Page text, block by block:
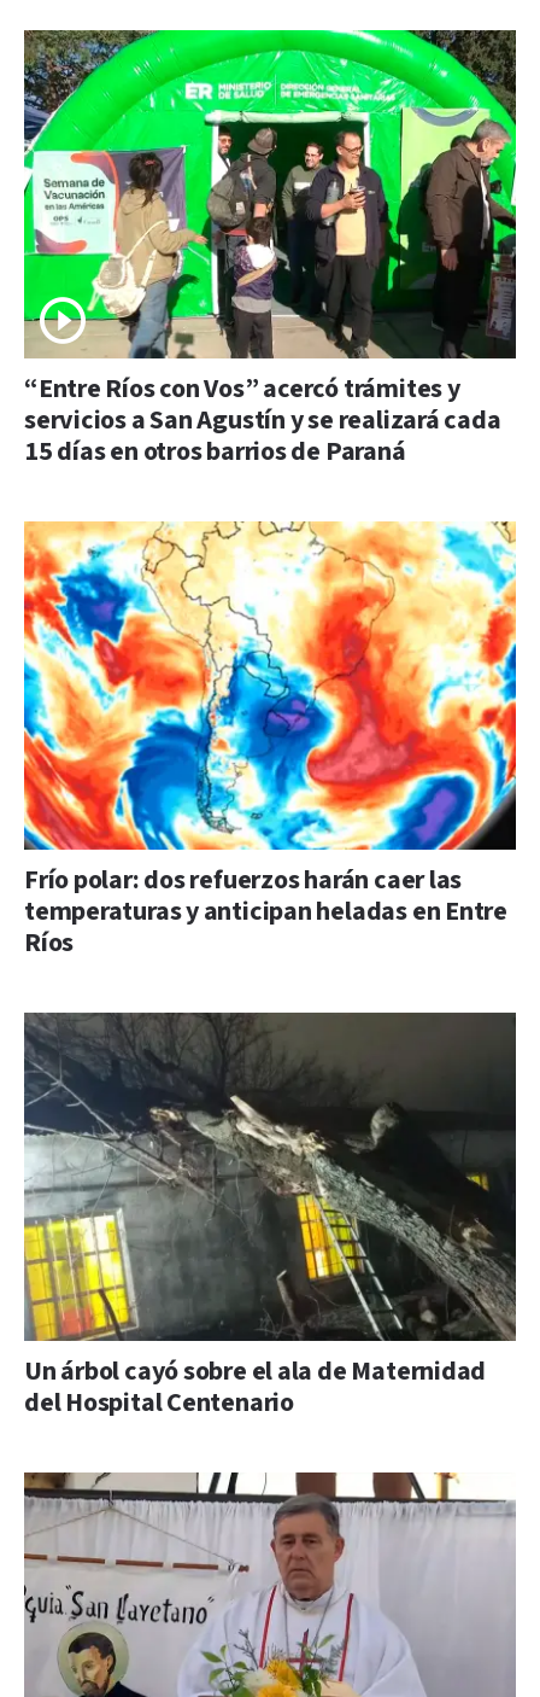
“Entre Ríos con Vos” acercó trámites y
servicios a San Agustín y se realizará cada
15 días en otros barrios de Paraná
Frío polar: dos refuerzos harán caer las
temperaturas y anticipan heladas en Entre
Ríos
Un árbol cayó sobre el ala de Maternidad
del Hospital Centenario